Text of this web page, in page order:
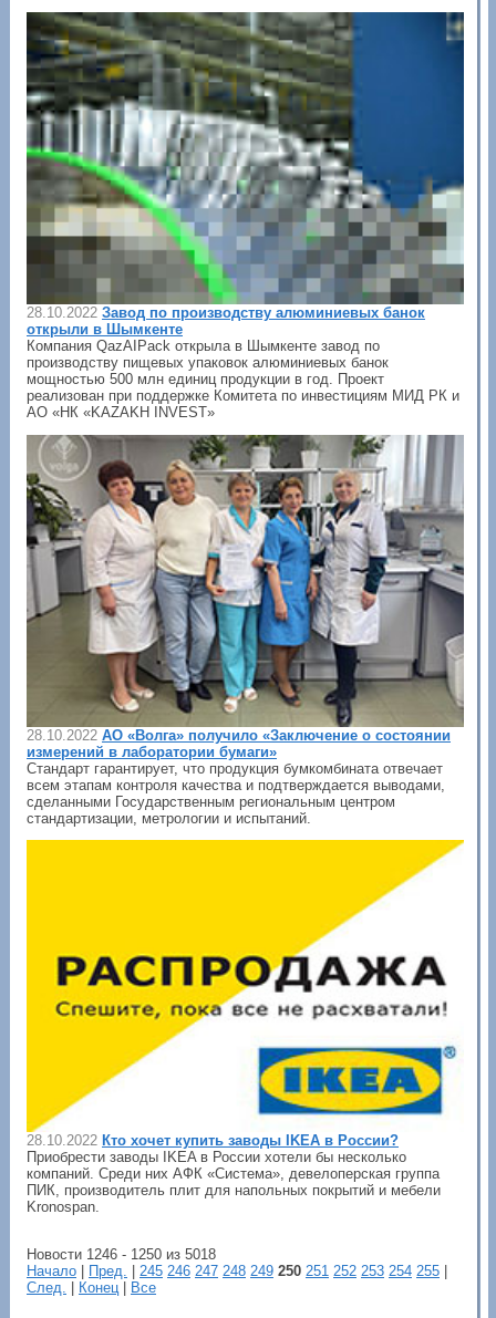
28.10.2022 Завод по производству алюминиевых банок
открыли в Шымкенте
Компания QazAIPack открыла в Шымкенте завод по
производству пищевых упаковок алюминиевых банок
мощностью 500 млн единиц продукции в год. Проект
реализован при поддержке Комитета по инвестициям МИД РК и
АО «НК «KAZAKH INVEST»
28.10.2022 АО «Волга» получило «Заключение о состоянии
измерений в лаборатории бумаги»
Стандарт гарантирует, что продукция бумкомбината отвечает
всем этапам контроля качества и подтверждается выводами,
сделанными Государственным региональным центром
стандартизации, метрологии и испытаний.
28.10.2022 Кто хочет купить заводы IKEA в России?
Приобрести заводы IKEA в России хотели бы несколько
компаний. Среди них АФК «Система», девелоперская группа
ПИК, производитель плит для напольных покрытий и мебели
Kronospan.
Новости 1246 - 1250 из 5018
Начало
Пред. 245 246 247 248 249 250 251 252 253 254 255
След.
Конец Все